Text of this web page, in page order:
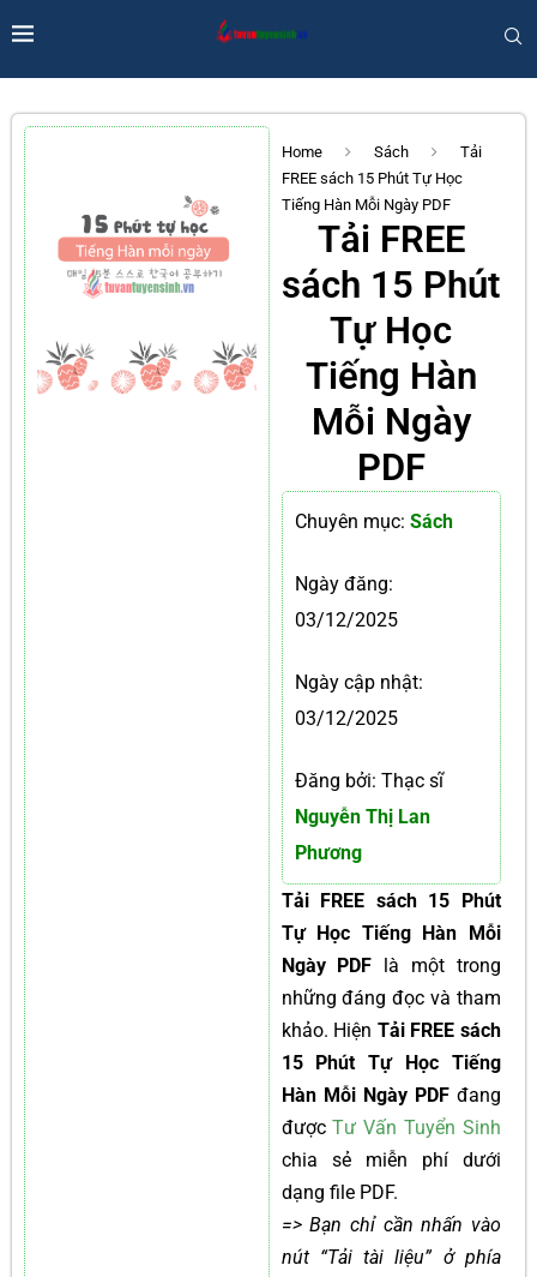
Home Sách
Tải
FREE sách 15 Phút Tự Học
Tiếng Hàn Mỗi Ngày PDF
Tải FREE
sách 15 Phút
Tự Học
Tiếng Hàn
Mỗi Ngày
PDF
Chuyên mục: Sách
Ngày đăng:
03/12/2025
Ngày cập nhật:
03/12/2025
Đăng bởi: Thạc sĩ
Nguyễn Thị Lan
Phương
Tải FREE sách 15 Phút
Tự Học Tiếng Hàn Mỗi
Ngày PDF là một trong
những đáng đọc và tham
khảo. Hiện Tải FREE sách
15 Phút Tự Học Tiếng
Hàn Mỗi Ngày PDF đang
đượcTư Vấn Tuyển Sinh
chia sẻ miễn phí dưới
dạng file PDF.
=> Bạn chỉ cần nhấn vào
nút “Tải tài liệu” ở phía